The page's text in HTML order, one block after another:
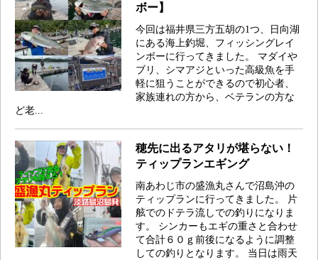
ボー】
今回は福井県三方五胡の1つ、日向湖
にある海上釣堀、フィッシングレイ
ンボーに行ってきました。 マダイや
ブリ、シマアジといった高級魚を手
軽に狙うことができるので初心者、
家族連れの方から、ベテランの方な
ど老...
穂先に出るアタリが堪らない！
ティップランエギング
南あわじ市の盛漁丸さんで沼島沖の
ティップランに行ってきました。 片
舷でのドテラ流しでの釣りになりま
す。 シンカーもエギの重さと合わせ
て合計６０ｇ前後になるように調整
しての釣りとなります。 当日は雨天